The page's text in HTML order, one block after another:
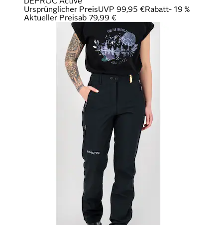
Ursprünglicher PreisUVP 99,95 €Rabatt- 19 %
Aktueller Preisab 79,99 €